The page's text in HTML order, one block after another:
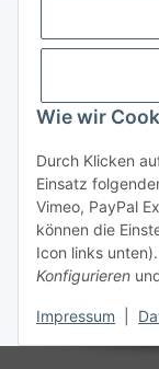
Wie wir
Durch Klicken
Einsatz
Vimeo, PayPal
können die
Icon links
Konfigurieren
Impressum
Gesetzliche
* Alle Preise inkl.